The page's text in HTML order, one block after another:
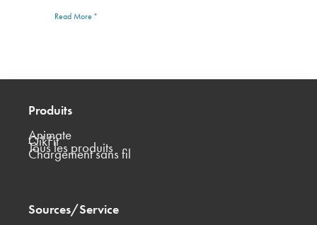
Read More "
Produits
Animate
QikFit
Tous les produits
Chargement sans fil
Sources/Service